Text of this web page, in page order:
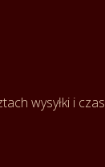
wysyłki i